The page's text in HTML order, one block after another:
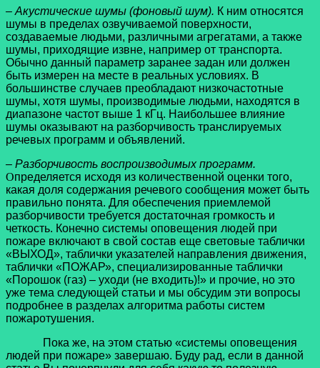
– Акустические шумы (фоновый шум). К ним относятся
шумы в пределах озвучиваемой поверхности,
создаваемые людьми, различными агрегатами, а также
шумы, приходящие извне, например от транспорта.
Обычно данный параметр заранее задан или должен
быть измерен на месте в реальных условиях. В
большинстве случаев преобладают низкочастотные
шумы, хотя шумы, производимые людьми, находятся в
диапазоне частот выше 1 кГц. Наибольшее влияние
шумы оказывают на разборчивость транслируемых
речевых программ и объявлений.
– Разборчивость воспроизводимых программ.
Определяется исходя из количественной оценки того,
какая доля содержания речевого сообщения может быть
правильно понята. Для обеспечения приемлемой
разборчивости требуется достаточная громкость и
четкость. Конечно системы оповещения людей при
пожаре включают в свой состав еще световые таблички
«ВЫХОД», таблички указателей направления движения,
таблички «ПОЖАР», специализированные таблички
«Порошок (газ) – уходи (не входить)!» и прочие, но это
уже тема следующей статьи и мы обсудим эти вопросы
подробнее в разделах алгоритма работы систем
пожаротушения.
Пока же, на этом статью «системы оповещения
людей при пожаре» завершаю. Буду рад, если в данной